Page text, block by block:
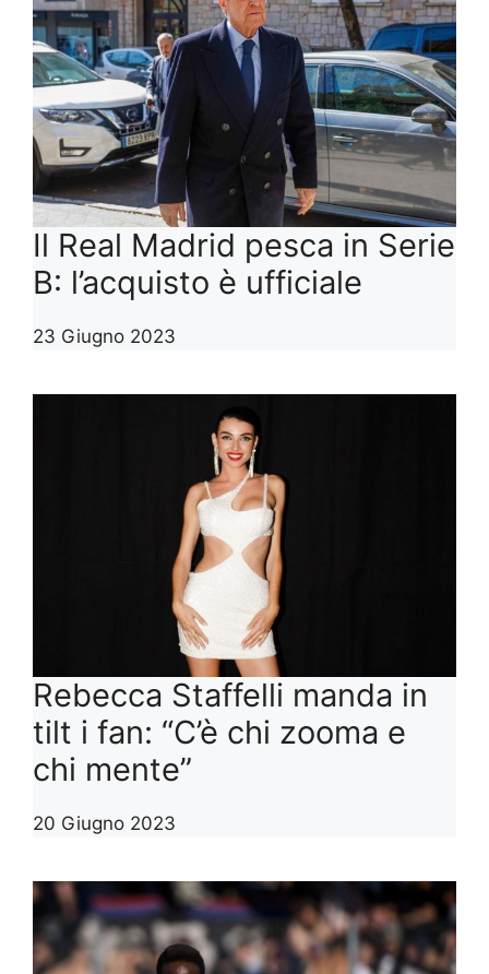
Il Real Madrid pesca in Serie
B: l’acquisto è ufficiale
23 Giugno 2023
Rebecca Staffelli manda in
tilt i fan: “C’è chi zooma e
chi mente”
20 Giugno 2023